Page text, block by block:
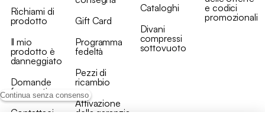
Continua senza consenso
Richiami di
prodotto
Il mio
prodotto è
danneggiato
Domande
frequenti
Contattaci
Gift Card
Programma
fedeltà
Pezzi di
ricambio
Attivazione
della garanzia
Cataloghi
Divani
compressi
sottovuoto
e codici
promozionali